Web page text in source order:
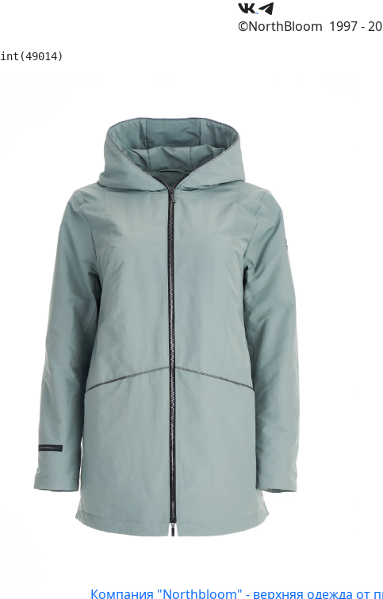
©NorthBloom 1997 -
Компания "Northbloom" - верхняя одежда от